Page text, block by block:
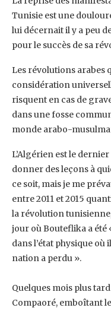
Tunisie est une
lui décernait il y a peu
pour le succès de ‎sa
Les révolutions arabes
considération
risquent en cas de
dans une fosse
monde arabo-
L’Algérien est le
donner des leçons à
ce soit, mais je me
entre 2011 et ‎‎2015
la révolution
jour où Bouteflika a été
dans l’état ‎physique où
nation a perdu ».
Quelques mois plus
Compaoré, emboîtant